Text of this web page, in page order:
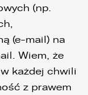
(np.
(e-mail) na
Wiem, że
każdej chwili
z prawem